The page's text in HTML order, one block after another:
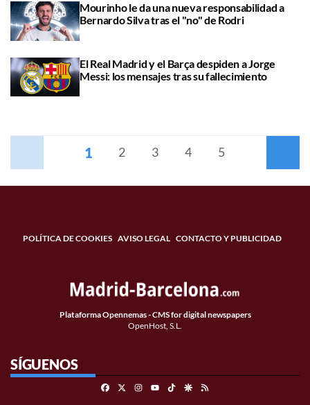
Mourinho le da una nueva responsabilidad a
Bernardo Silva tras el "no" de Rodri
El Real Madrid y el Barça despiden a Jorge
Messi: los mensajes tras su fallecimiento
1 2 3 4 5
POLÍTICA DE COOKIES AVISO LEGAL CONTACTO Y PUBLICIDAD
Plataforma Opennemas - CMS for digital newspapers
OpenHost, S.L.
SÍGUENOS
FacebookInstagramTikTokGoogle Discover